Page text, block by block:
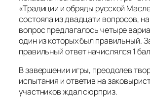
«Традиции и обряды русской
состояла из двадцати вопросов,
вопрос предлагалось четыре
один из которых был правильный.
правильный ответ начислялся 1
В завершении игры, преодолев
испытания и ответив на
участников ждал сюрприз.